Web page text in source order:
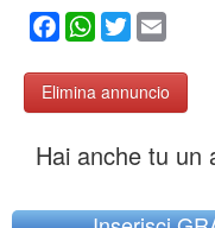
Facebook
WhatsApp
Twitter
Elimina annuncio
Hai anche tu un